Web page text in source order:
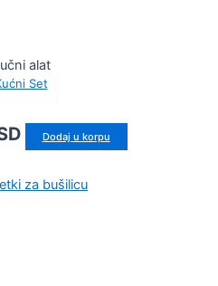
alat
Set
Dodaj u korpu